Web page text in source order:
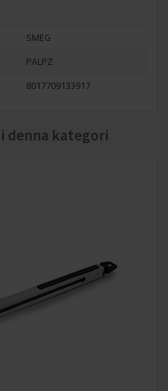
SMEG
PALPZ
8017709133917
denna kategori